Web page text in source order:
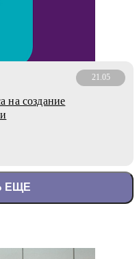
21.05
на создание
ЕЩЕ